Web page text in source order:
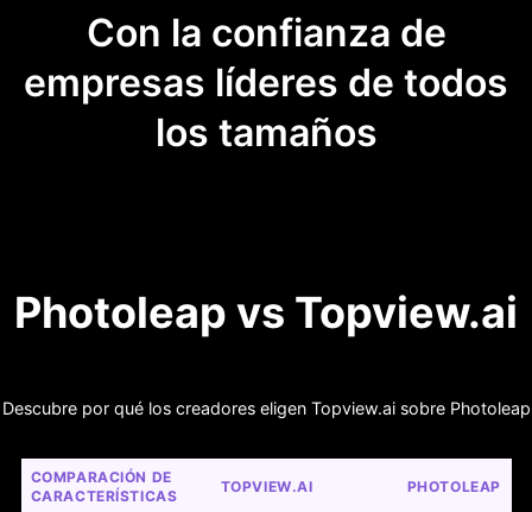
Con la confianza de
empresas líderes de todos
los tamaños
Photoleap vs Topview.ai
Descubre por qué los creadores eligen Topview.ai sobre Photoleap
COMPARACIÓN DE
CARACTERÍSTICAS
TOPVIEW.AI PHOTOLEAP